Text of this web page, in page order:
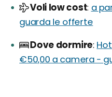
Voli low cost a
guarda le offerte
Dove dormire
€50,00 a camera -